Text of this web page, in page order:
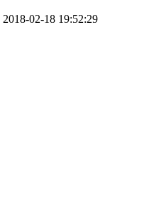
2018-02-18 19:52:29